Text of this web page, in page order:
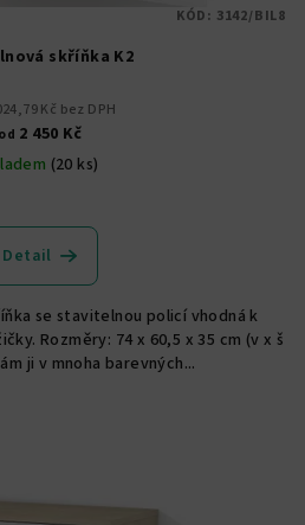
skříňka K2
Kč bez DPH
od 2 450 Kč
(20 ks)
hodnocení
produktu
z
5
hvězdiček.
Detail
se stavitelnou policí vhodná k
Rozměry: 74 x 60,5 x 35 cm (v x š
ji v mnoha barevných...
KÓD: 3142/BIL8